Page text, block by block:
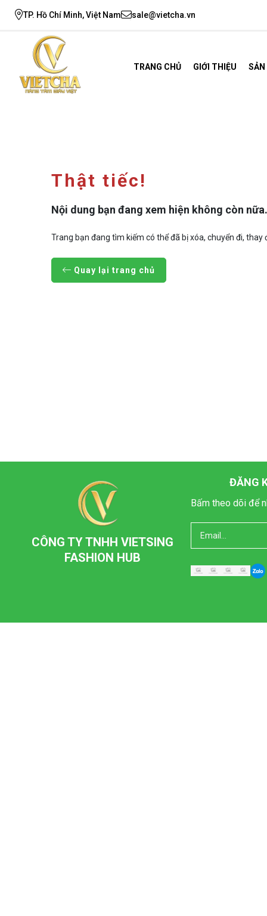
TP. Hồ Chí Minh, Việt Nam sale@vietcha.vn
TRANG CHỦ GIỚI THIỆU
Thật tiếc!
Nội dung bạn đang xem hiện không còn nữa.
Trang bạn đang tìm kiếm có thể đã bị xóa, chuyển đi,
Quay lại trang chủ
CÔNG TY TNHH VIETSING
FASHION HUB
ĐĂNG
Bấm theo dõi để